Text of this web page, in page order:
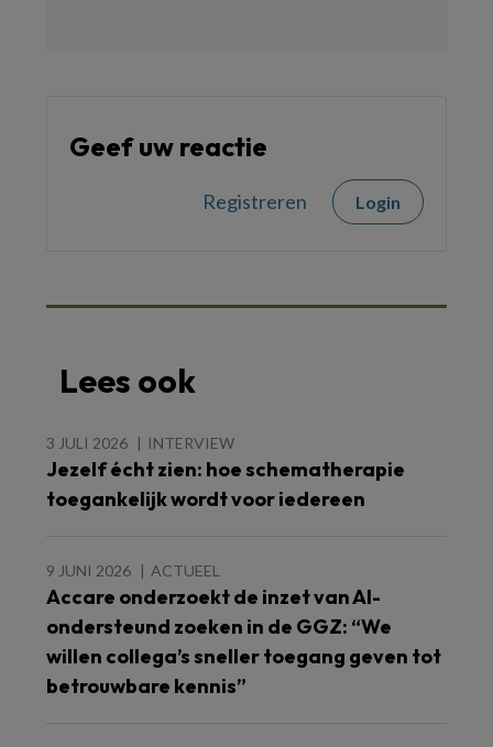
Geef uw reactie
Registreren Login
Lees ook
3 JULI 2026 INTERVIEW
Jezelf écht zien: hoe schematherapie
toegankelijk wordt voor iedereen
9 JUNI 2026 ACTUEEL
Accare onderzoekt de inzet van AI-
ondersteund zoeken in de GGZ: “We
willen collega’s sneller toegang geven tot
betrouwbare kennis”